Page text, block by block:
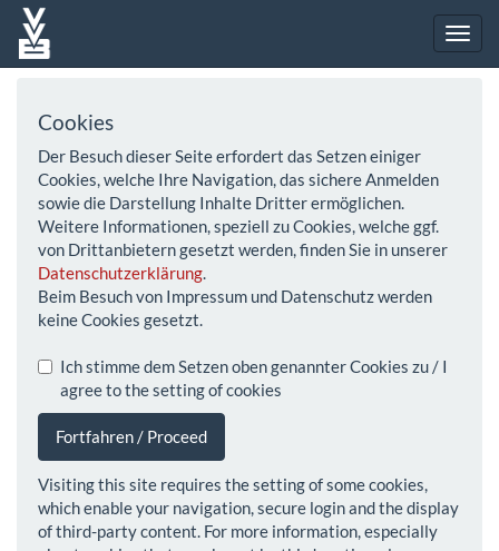
Cookies
Der Besuch dieser Seite erfordert das Setzen einiger
Cookies, welche Ihre Navigation, das sichere Anmelden
sowie die Darstellung Inhalte Dritter ermöglichen.
Weitere Informationen, speziell zu Cookies, welche ggf.
von Drittanbietern gesetzt werden, finden Sie in unserer
Datenschutzerklärung.
Beim Besuch von Impressum und Datenschutz werden
keine Cookies gesetzt.
Ich stimme dem Setzen oben genannter Cookies zu / I
agree to the setting of cookies
Fortfahren / Proceed
Visiting this site requires the setting of some cookies,
which enable your navigation, secure login and the display
of third-party content. For more information, especially